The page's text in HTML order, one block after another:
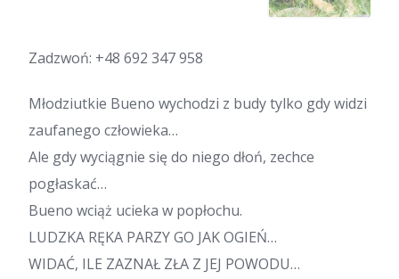
Zadzwoń: +48 692 347 958
Młodziutkie Bueno wychodzi z budy tylko gdy widzi
zaufanego człowieka…
Ale gdy wyciągnie się do niego dłoń, zechce
pogłaskać…
Bueno wciąż ucieka w popłochu.
LUDZKA RĘKA PARZY GO JAK OGIEŃ…
WIDAĆ, ILE ZAZNAŁ ZŁA Z JEJ POWODU…